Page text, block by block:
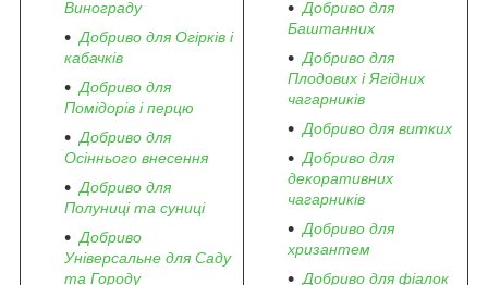
Винограду
Добриво для Огірків і
кабачків
Добриво для
Помідорів і перцю
Добриво для
Осіннього внесення
Добриво для
Полуниці та суниці
Добриво
Універсальне для Саду
та Городу
Добриво для
Баштанних
Добриво для
Плодових і Ягідних
чагарників
Добриво для витких
Добриво для
декоративних
чагарників
Добриво для
хризантем
Добриво для фіалок